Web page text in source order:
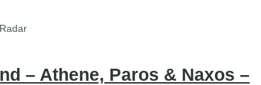
– Athene, Paros & Naxos –